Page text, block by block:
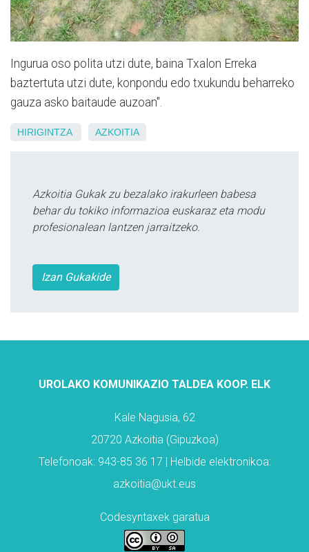
Ingurua oso polita utzi dute, baina Txalon Erreka
baztertuta utzi dute, konpondu edo txukundu beharreko
gauza asko baitaude auzoan".
HIRIGINTZA AZKOITIA
Azkoitia Gukak zu bezalako irakurleen babesa
behar du tokiko informazioa euskaraz eta modu
profesionalean lantzen jarraitzeko.
Izan Gukakide
UROLAKO KOMUNIKAZIO TALDEA KOOP. ELK
Kale Nagusia, 62
20720 Azkoitia (Gipuzkoa)
Telefonoak: 943-85 36 17 | Helbide elektronikoa:
azkoitia@ukt.eus
Codesyntaxek garatua